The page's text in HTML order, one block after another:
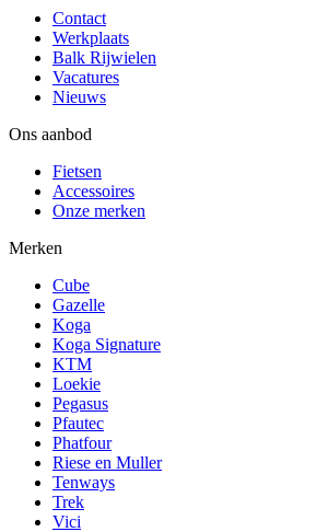
Contact
Werkplaats
Balk Rijwielen
Vacatures
Nieuws
Ons aanbod
Fietsen
Accessoires
Onze merken
Merken
Cube
Gazelle
Koga
Koga Signature
KTM
Loekie
Pegasus
Pfautec
Phatfour
Riese en Muller
Tenways
Trek
Vici